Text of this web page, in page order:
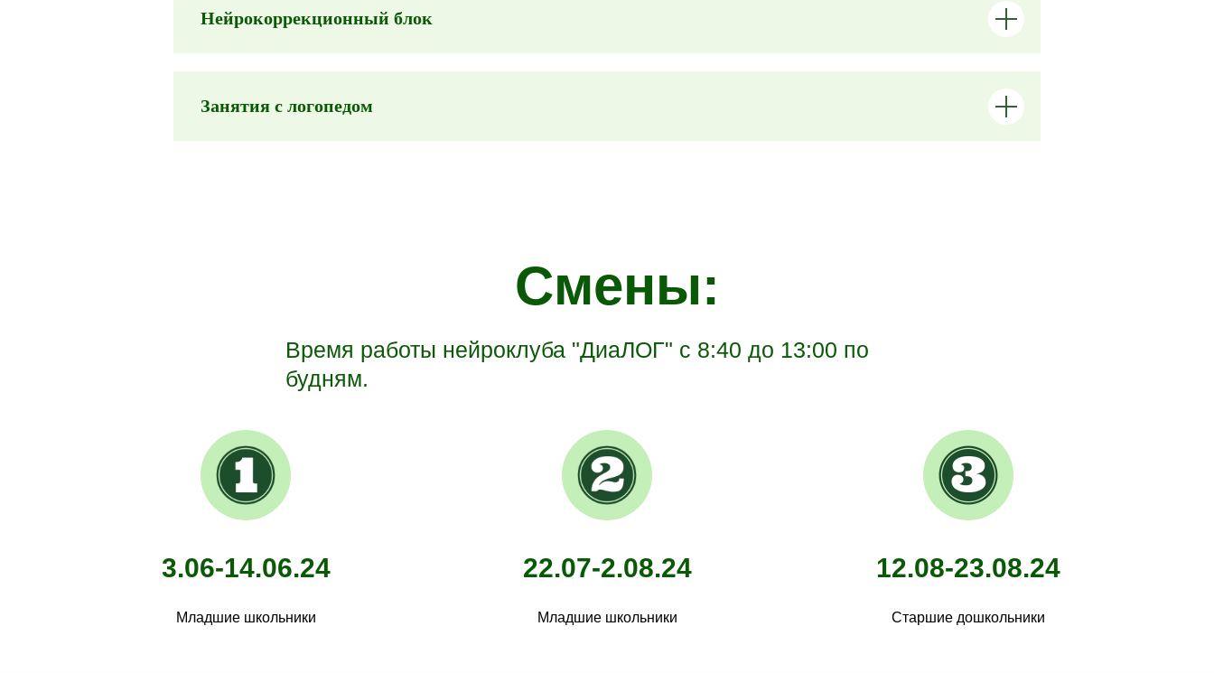
Нейрокоррекционный блок
Занятия с логопедом
Смены:
Время работы нейроклуба "ДиаЛОГ" с 8:40 до 13:00 по
будням.
3.06-14.06.24
Младшие школьники
22.07-2.08.24
Младшие школьники
12.08-23.08.24
Старшие дошкольники